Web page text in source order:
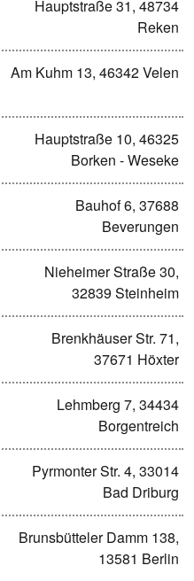
Hauptstraße 31, 48734
Reken
Am Kuhm 13, 46342 Velen
Hauptstraße 10, 46325
Borken - Weseke
Bauhof 6, 37688
Beverungen
Nieheimer Straße 30,
32839 Steinheim
Brenkhäuser Str. 71,
37671 Höxter
Lehmberg 7, 34434
Borgentreich
Pyrmonter Str. 4, 33014
Bad Driburg
Brunsbütteler Damm 138,
13581 Berlin